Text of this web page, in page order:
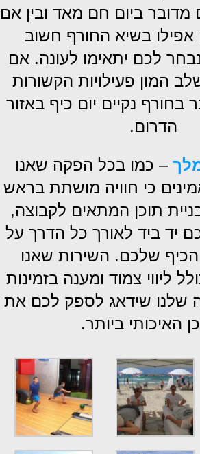
מדובר ביום חם מאד ובין אם
אפילו בשיא החורף חשוב
לכם יתאימו לעונה. אם
המון פעילויות הקשורות
בחורף נקיים יום כיף באזור
הדרום.
– כמו בכל הפקה שאנו
כי חוויה מושתת בראש
תוכן המתאים לקבוצה,
יד ביד לאורך כל הדרך על
שלכם. השירות שאנו
ליווי צמוד ומענה בזמינות
שלנו שידאג לספק לכם את
האיכותי ביותר.